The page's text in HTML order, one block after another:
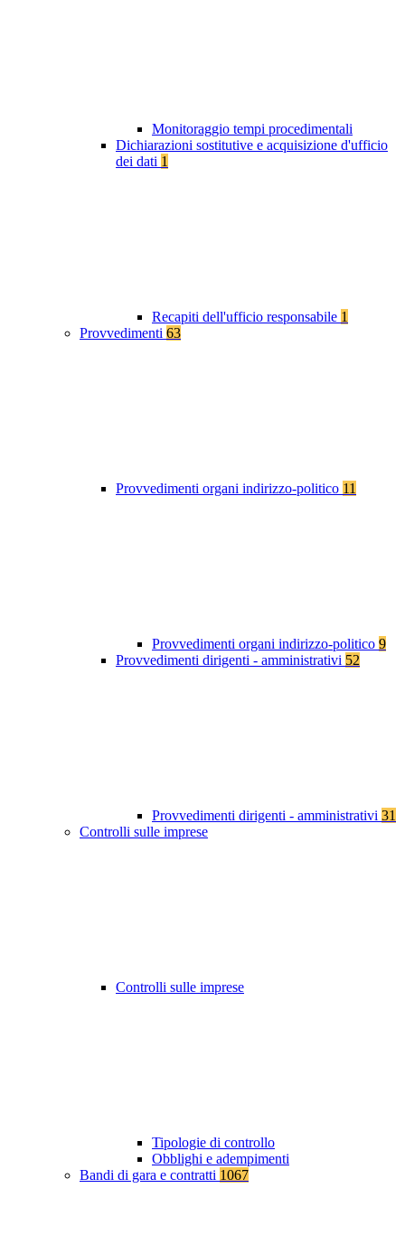
Monitoraggio tempi procedimentali
Dichiarazioni sostitutive e acquisizione d'ufficio
dei dati 1
Recapiti dell'ufficio responsabile 1
Provvedimenti 63
Provvedimenti organi indirizzo-politico 11
Provvedimenti organi indirizzo-politico 9
Provvedimenti dirigenti - amministrativi 52
Provvedimenti dirigenti - amministrativi 31
Controlli sulle imprese
Controlli sulle imprese
Tipologie di controllo
Obblighi e adempimenti
Bandi di gara e contratti 1067